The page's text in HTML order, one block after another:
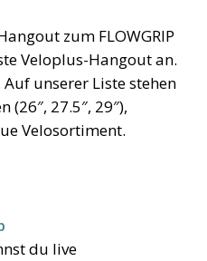
zum FLOWGRIP
Veloplus-Hangout an.
unserer Liste stehen
27.5″, 29″),
Velosortiment.
du live